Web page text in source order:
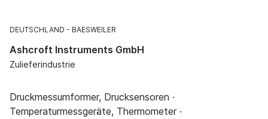
DEUTSCHLAND BAESWEILER
Ashcroft Instruments GmbH
Zulieferindustrie
Druckmessumformer, Drucksensoren ·
Temperaturmessgeräte, Thermometer ·